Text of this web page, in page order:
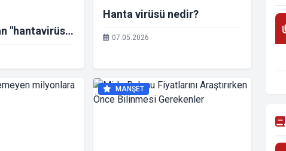
"hantavirüs"
açıklama
Hanta virüsü nedir?
07.05.2026
MANŞET